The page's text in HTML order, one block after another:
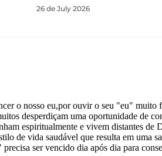
26 de July 2026